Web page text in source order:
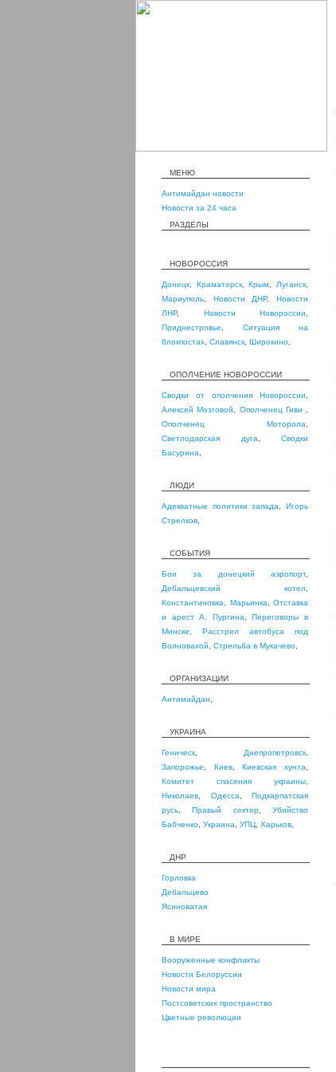
МЕНЮ
Антимайдан новости
Новости за 24 часа
РАЗДЕЛЫ
НОВОРОССИЯ
Донецк Краматорск,Крым Луганск
Мариуполь
Новости ДНР,Новости
ЛНР, Новости Новороссии
Приднестровье
Ситуация на
блокпостах Славянск Широкино
ОПОЛЧЕНИЕ НОВОРОССИИ
Сводки от ополчения Новороссии
Алексей Мозговой
Ополченец Гиви
Ополченец Моторола
Светлодарская дуга
Сводки
Басурина
ЛЮДИ
Адекватные политики запада ,Игорь
Стрелков
СОБЫТИЯ
Бои за донецкий аэропорт,
Дебальцевский котел
Константиновка
Марьинка
Отставка
и арест А. Пургина ,Переговоры в
Минске
Расстрел автобуса под
Волновахой
Стрельба в Мукачево
ОРГАНИЗАЦИИ
Антимайдан
УКРАИНА
Геническ Днепропетровск
Запорожье
Киев,Киевская хунта
Комитет спасения украины
Николаев
Одесса
Подкарпатская
русь ,Правый сектор,Убийство
Бабченко Украина УПЦ Харьков
ДНР
Горловка
Дебальцево
Ясиноватая
В МИРЕ
Вооруженные конфликты
Новости Белоруссии
Новости мира
Постсоветских пространство
Цветные революции